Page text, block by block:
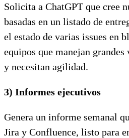
Solicita a ChatGPT que cree
basadas en un listado de
el estado de varias issues en
equipos que manejan
y necesitan agilidad.
3) Informes ejecutivos
Genera un informe semanal
Jira y Confluence, listo para